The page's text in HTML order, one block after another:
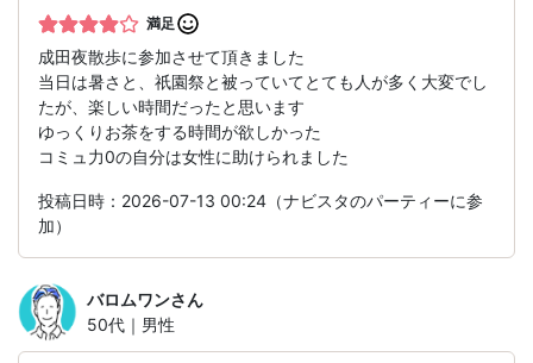
満足
成田夜散歩に参加させて頂きました
当日は暑さと、祇園祭と被っていてとても人が多く大変でし
たが、楽しい時間だったと思います
ゆっくりお茶をする時間が欲しかった
コミュ力0の自分は女性に助けられました
投稿日時：2026-07-13 00:24（ナビスタのパーティーに参
加）
バロムワンさん
50代｜男性